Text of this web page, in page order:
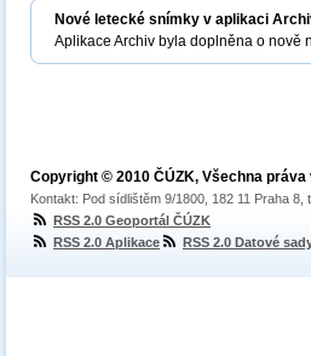
Nové letecké snímky v aplikaci
Aplikace Archiv byla doplněna o nově
Copyright © 2010 ČÚZK, Všechna práva
Kontakt: Pod sídlištěm 9/1800, 182 11 Praha 8,
RSS 2.0 Geoportál ČÚZK
RSS 2.0 Aplikace
RSS 2.0 Datové